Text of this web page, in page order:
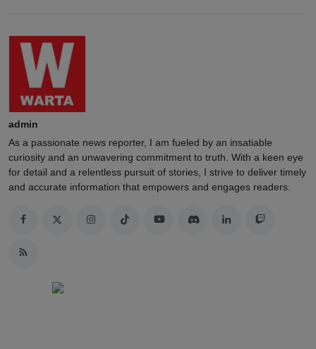
admin
As a passionate news reporter, I am fueled by an insatiable
curiosity and an unwavering commitment to truth. With a keen eye
for detail and a relentless pursuit of stories, I strive to deliver timely
and accurate information that empowers and engages readers.